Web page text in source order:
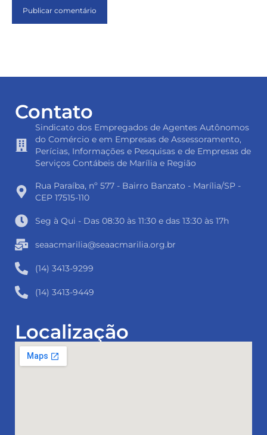
Contato
Sindicato dos Empregados de Agentes Autônomos
do Comércio e em Empresas de Assessoramento,
Perícias, Informações e Pesquisas e de Empresas de
Serviços Contábeis de Marília e Região
Rua Paraíba, nº 577 - Bairro Banzato - Marília/SP -
CEP 17515-110
Seg à Qui - Das 08:30 às 11:30 e das 13:30 às 17h
seaacmarilia@seaacmarilia.org.br
(14) 3413-9299
(14) 3413-9449
Localização